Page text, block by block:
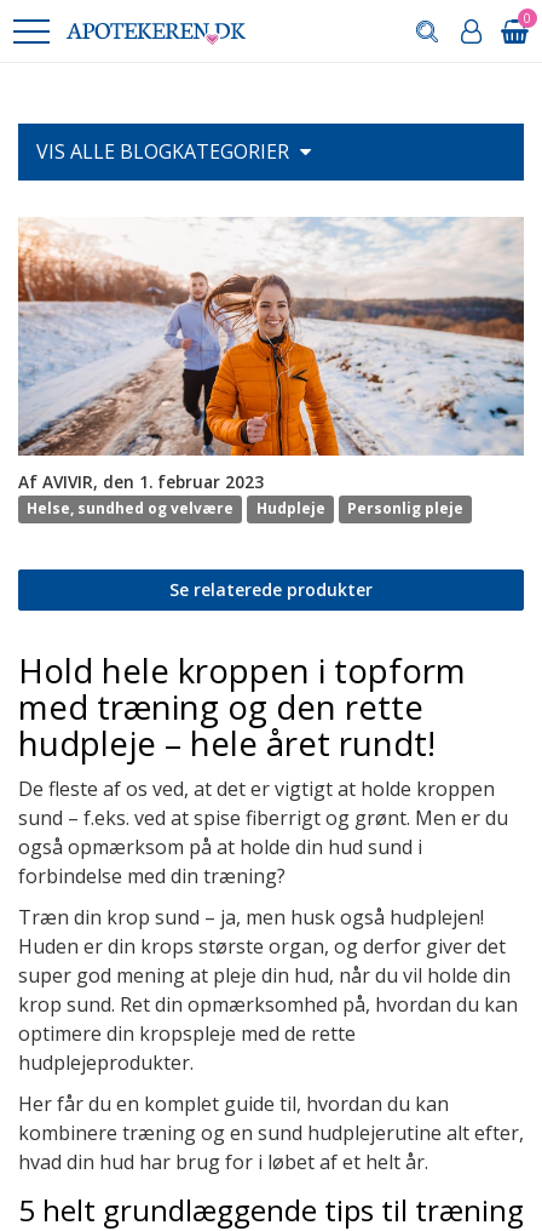
0
VIS ALLE BLOGKATEGORIER
Af AVIVIR, den 1. februar 2023
Helse, sundhed og velvære Hudpleje Personlig pleje
Se relaterede produkter
Hold hele kroppen i topform
med træning og den rette
hudpleje – hele året rundt!
De fleste af os ved, at det er vigtigt at holde kroppen
sund – f.eks. ved at spise fiberrigt og grønt. Men er du
også opmærksom på at holde din hud sund i
forbindelse med din træning?
Træn din krop sund – ja, men husk også hudplejen!
Huden er din krops største organ, og derfor giver det
super god mening at pleje din hud, når du vil holde din
krop sund. Ret din opmærksomhed på, hvordan du kan
optimere din kropspleje med de rette
hudplejeprodukter.
Her får du en komplet guide til, hvordan du kan
kombinere træning og en sund hudplejerutine alt efter,
hvad din hud har brug for i løbet af et helt år.
5 helt grundlæggende tips til træning